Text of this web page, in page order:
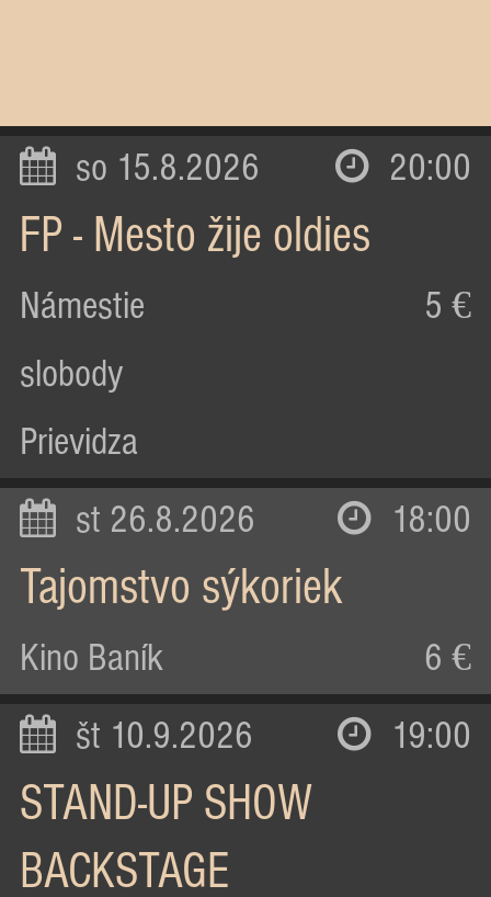
so 15.8.2026 20:00
FP - Mesto žije oldies
Námestie
slobody
Prievidza
5 €
st 26.8.2026 18:00
Tajomstvo sýkoriek
Kino Baník 6 €
št 10.9.2026 19:00
STAND-UP SHOW
BACKSTAGE